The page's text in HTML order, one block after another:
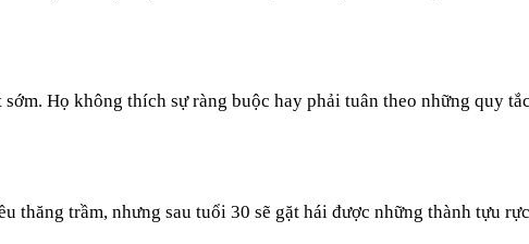
Họ không thích sự ràng buộc hay phải tuân theo những quy
trầm, nhưng sau tuổi 30 sẽ gặt hái được những thành tựu